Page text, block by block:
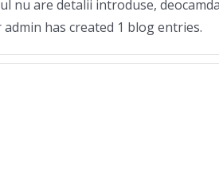
nu are detalii introduse,
admin has created 1 blog entries.